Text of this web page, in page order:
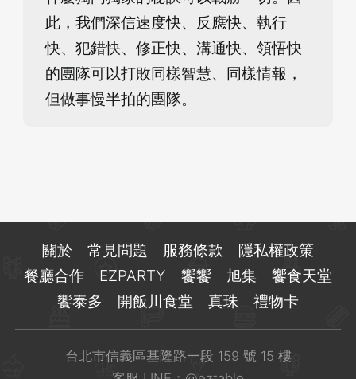
此，我們深信速度快、反應快、執行
快、犯錯快、修正快、溝通快、領悟快
的團隊可以打敗同樣智慧、同樣情報，
但做事慢半拍的團隊。
關於 常見問題 服務條款
隱私權政策
餐廳合作
EZPARTY 饗饗 旭集
饗食天堂
饗泰多
開飯川食堂 真珠 禮物卡
台北市信義區基隆路一段 159 號 15 樓